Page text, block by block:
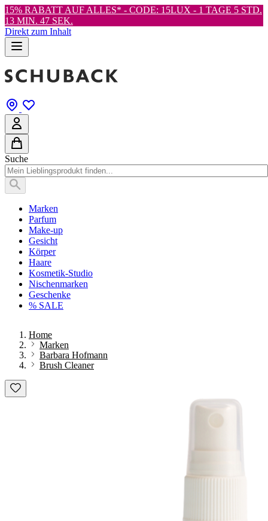
15% RABATT AUF ALLES* - CODE: 15LUX - 1 TAGE 5 STD.
13 MIN. 46 SEK.
Direkt zum Inhalt
Suche
Marken
Parfum
Make-up
Gesicht
Körper
Haare
Kosmetik-Studio
Nischenmarken
Geschenke
% SALE
Home
Marken
Barbara Hofmann
Brush Cleaner